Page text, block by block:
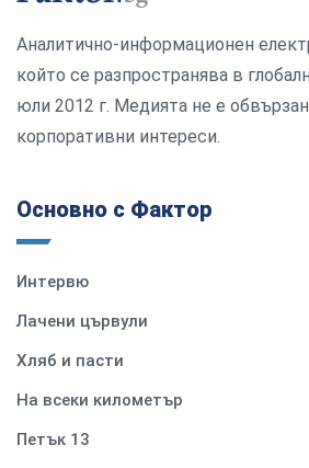
Аналитично-информационен
който се разпространява в
юли 2012 г. Медията не е
корпоративни интереси.
Основно с Фактор
Интервю
Лачени цървули
Хляб и пасти
На всеки километър
Петък 13